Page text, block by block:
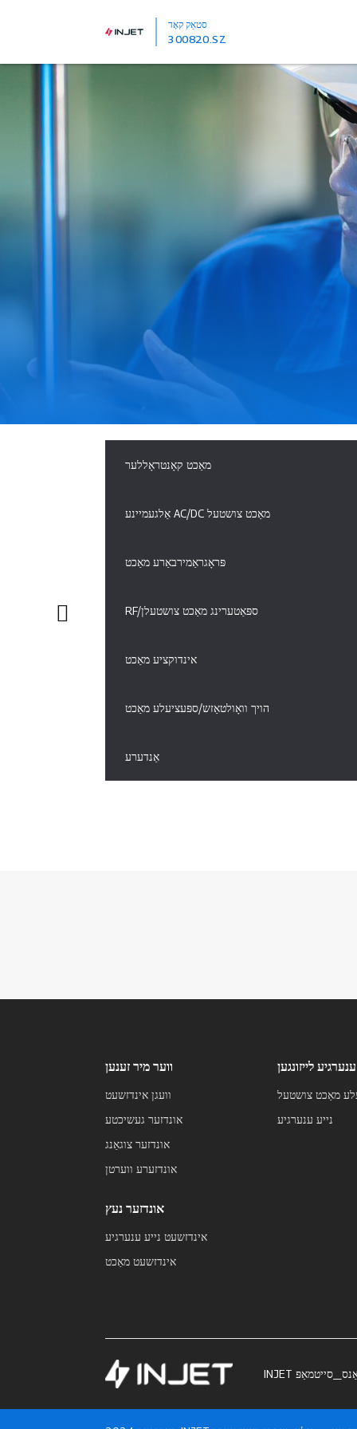
סטאַק קאָד
300820.SZ
מאַכט קאָנטראָללער
אַלגעמיינע AC/DC מאַכט צושטעל
פּראָגראַמירבאַרע מאַכט
RF/ספּאַטערינג מאַכט צושטעלן
אינדוקציע מאַכט
הויך וואָולטאַזש/ספּעציעלע מאַכט
אַנדערע
ווער מיר זענען
וועגן אינדזשעט
אונדזער געשיכטע
אונדזער צוגאַנג
אונדזערע ווערטן
ענערגיע לייזונגען
מאַכט צושטעל
נייע ענערגיע
אונדזער נעץ
אינדזשעט נייע ענערגיע
אינדזשעט מאַכט